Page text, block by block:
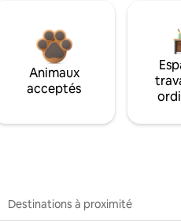
Animaux
acceptés
Destinations à proximité